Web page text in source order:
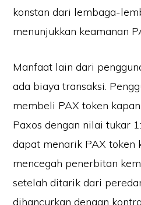
konstan dari lembaga-
menunjukkan keamanan
Manfaat lain dari
ada biaya transaksi.
membeli PAX token
Paxos dengan nilai tukar
dapat menarik PAX token
mencegah penerbitan
setelah ditarik dari
dihancurkan dengan